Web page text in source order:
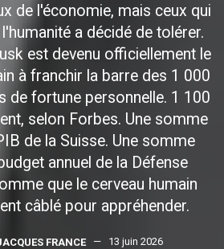
de l'économie, mais ceux qui
a décidé de tolérer.
est devenu officiellement le
à franchir la barre des 1 000
de fortune personnelle. 1 100
selon Forbes. Une somme
de la Suisse. Une somme
annuel de la Défense
que le cerveau humain
câblé pour appréhender.
FRANCE
13 juin 2026